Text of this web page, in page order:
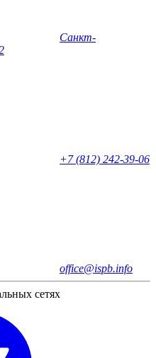
Санкт-
+7 (812) 242-39-06
office@ispb.info
сетях